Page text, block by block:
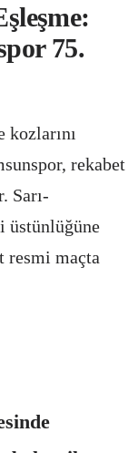
75.
rekabet
Sarı-
resmi maçta